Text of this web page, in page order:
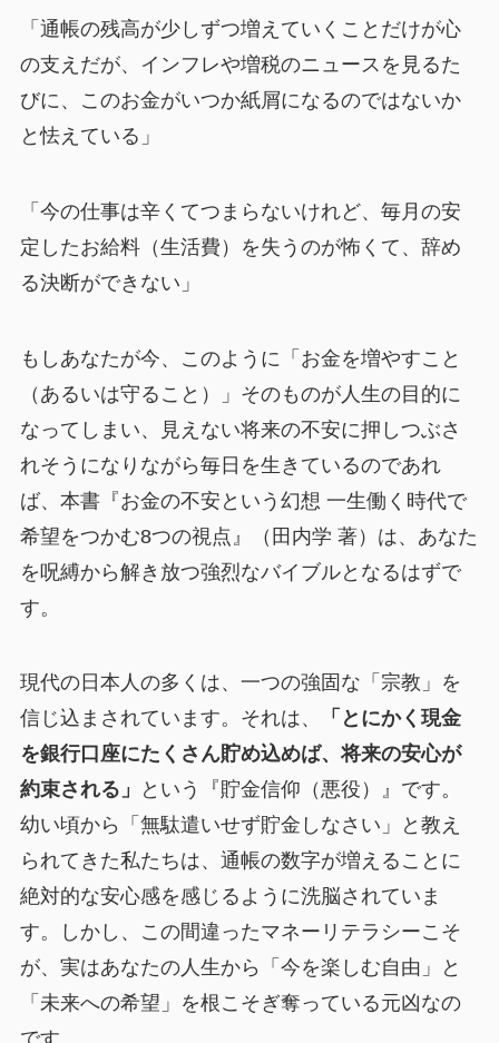
「通帳の残高が少しずつ増えていくことだけが心
の支えだが、インフレや増税のニュースを見るた
びに、このお金がいつか紙屑になるのではないか
と怯えている」
「今の仕事は辛くてつまらないけれど、毎月の安
定したお給料（生活費）を失うのが怖くて、辞め
る決断ができない」
もしあなたが今、このように「お金を増やすこと
（あるいは守ること）」そのものが人生の目的に
なってしまい、見えない将来の不安に押しつぶさ
れそうになりながら毎日を生きているのであれ
ば、本書『お金の不安という幻想 一生働く時代で
希望をつかむ8つの視点』（田内学 著）は、あなた
を呪縛から解き放つ強烈なバイブルとなるはずで
す。
現代の日本人の多くは、一つの強固な「宗教」を
信じ込まされています。それは、
「とにかく現金
を銀行口座にたくさん貯め込めば、将来の安心が
約束される」
という『貯金信仰（悪役）』です。
幼い頃から「無駄遣いせず貯金しなさい」と教え
られてきた私たちは、通帳の数字が増えることに
絶対的な安心感を感じるように洗脳されていま
す。しかし、この間違ったマネーリテラシーこそ
が、実はあなたの人生から「今を楽しむ自由」と
「未来への希望」を根こそぎ奪っている元凶なの